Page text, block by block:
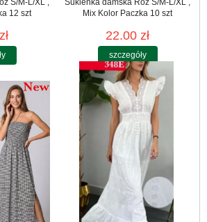
S/M-L/XL ,
12 szt
Sukienka damska Roz S/M-L/XL ,
Mix Kolor Paczka 10 szt
22.00 zł
szczegóły